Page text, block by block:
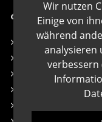
Links
Kontakt
Impressum
Datenschutz
Wir nutzen
Einige von
während
analysieren
verbessern